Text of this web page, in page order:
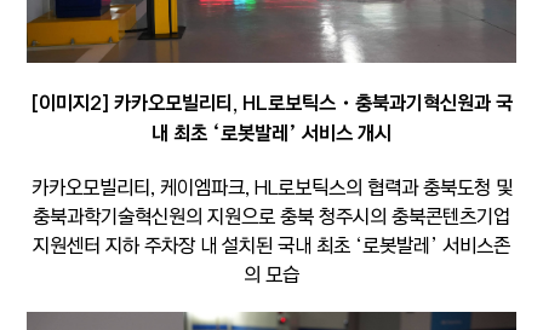
[이미지2] 카카오모빌리티, HL로보틱스・충북과기혁신원과 국
내 최초 ‘로봇발레’ 서비스 개시
카카오모빌리티, 케이엠파크, HL로보틱스의 협력과 충북도청 및
충북과학기술혁신원의 지원으로 충북 청주시의 충북콘텐츠기업
지원센터 지하 주차장 내 설치된 국내 최초 ‘로봇발레’ 서비스존
의 모습